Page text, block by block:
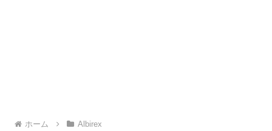
ホーム Albirex